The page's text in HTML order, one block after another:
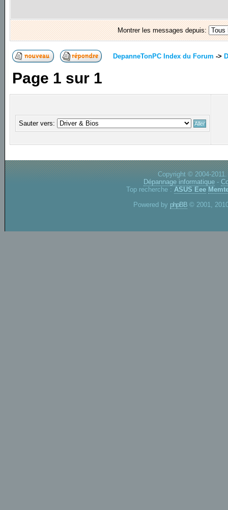
Montrer les messages depuis:
DepanneTonPC Index du Forum ->
Page 1 sur 1
Sauter vers:
Copyright © 2004-
Dépannage informatique -
Top recherche : ASUS Eee
Powered by phpBB © 2001,